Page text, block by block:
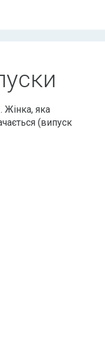
Жінка, яка
(випуск